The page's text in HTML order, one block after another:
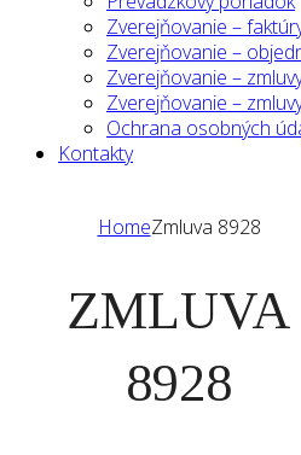
Zverejňovanie –
Zverejňovanie –
Zverejňovanie –
Zverejňovanie –
Ochrana osobných
Kontakty
HomeZmluva 8928
ZMLUVA
8928